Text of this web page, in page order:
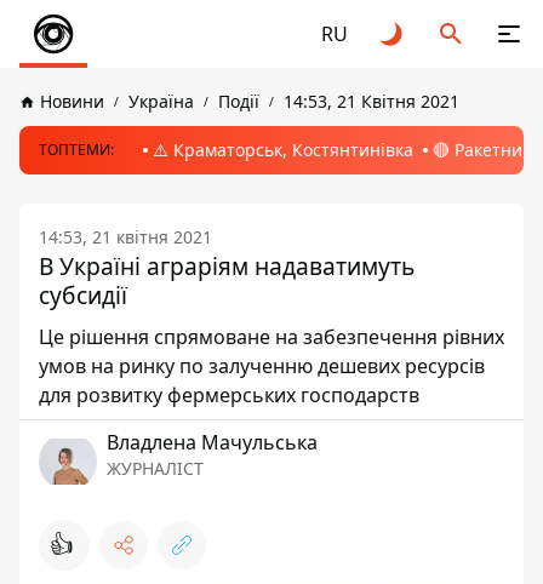
RU
Новини Україна Події 14:53, 21 Квітня 2021
ТОПТЕМИ: ⚠️ Краматорськ, Костянтинівка 🔴 Ракетний
14:53, 21 квітня 2021
В Україні аграріям надаватимуть
субсидії
Це рішення спрямоване на забезпечення рівних
умов на ринку по залученню дешевих ресурсів
для розвитку фермерських господарств
Владлена Мачульська
ЖУРНАЛІСТ
👍